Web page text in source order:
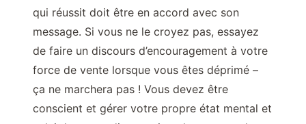
qui réussit doit être en accord avec son
message. Si vous ne le croyez pas, essayez
de faire un discours d’encouragement à votre
force de vente lorsque vous êtes déprimé –
ça ne marchera pas ! Vous devez être
conscient et gérer votre propre état mental et